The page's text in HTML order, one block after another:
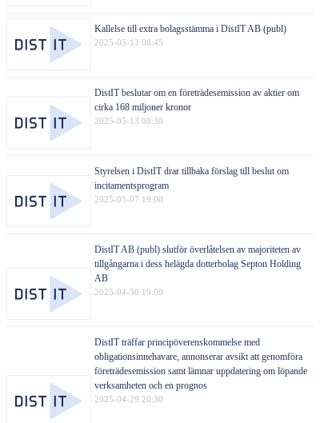
2025-05-13 08:45
Kallelse till extra bolagsstämma i DistIT AB (publ)
2025-05-13 08:30
DistIT beslutar om en företrädesemission av aktier om
cirka 168 miljoner kronor
2025-05-07 19:00
Styrelsen i DistIT drar tillbaka förslag till beslut om
incitamentsprogram
2025-04-30 19:00
DistIT AB (publ) slutför överlåtelsen av majoriteten av
tillgångarna i dess helägda dotterbolag Septon Holding
AB
2025-04-29 20:30
DistIT träffar principöverenskommelse med
obligationsinnehavare, annonserar avsikt att genomföra
företrädesemission samt lämnar uppdatering om löpande
verksamheten och en prognos